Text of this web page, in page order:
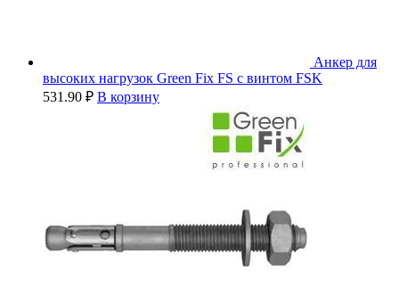
Анкер для
высоких нагрузок Green Fix FS с винтом FSK
531.90 ₽ В корзину